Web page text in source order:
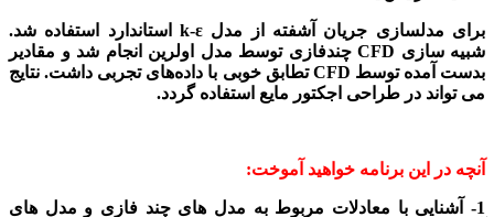
برای مدل­سازی جریان آشفته از مدل k-ε استاندارد استفاده شد.
شبیه سازی CFD چندفازی توسط مدل اولرین انجام شد و مقادیر
بدست آمده توسط CFDتطابق خوبی با داده­‌های تجربی داشت. نتایج
می تواند در طراحی اجکتور مایع استفاده گردد.
آنچه در این برنامه خواهید آموخت:
1- آشنایی با معادلات مربوط به مدل های چند فازی و مدل های